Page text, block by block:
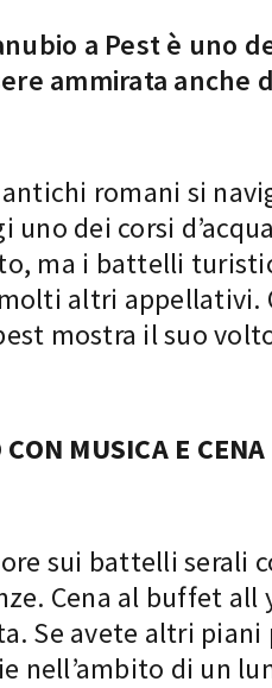
a Pest è uno
ammirata anche
romani si
uno dei corsi
ma i battelli
altri appellativi.
mostra il suo
MUSICA E CENA
sui battelli serali
Cena al buffet
Se avete altri
nell’ambito di un